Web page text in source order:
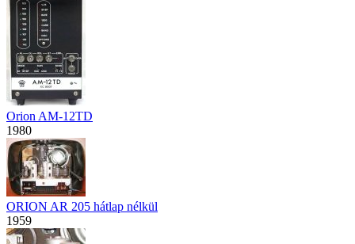
Orion AM-12TD
1980
ORION AR 205 hátlap nélkül
1959